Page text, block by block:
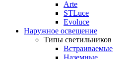
Arte
STLuce
Evoluce
Наружное освещение
Типы светильников
Встраиваемые
Наземные